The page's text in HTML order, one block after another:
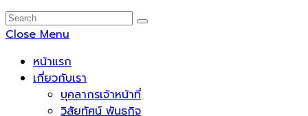
Close Menu
หน้าแรก
เกี่ยวกับเรา
บุคลากรเจ้าหน้าที่
วิสัยทัศน์ พันธกิจ